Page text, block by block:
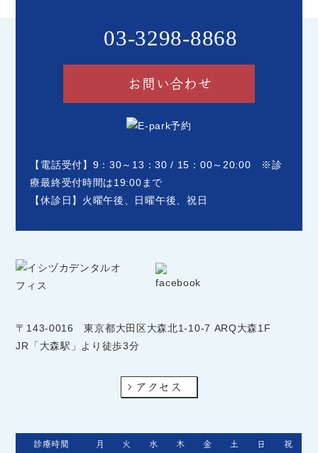
03-3298-8868
お問い合わせ
【電話受付】9：30～13：30 / 15：00～20:00 ※診
療最終受付時間は19:00まで
【休診日】火曜午後、日曜午後、祝日
〒143-0016東京都大田区大森北1-10-7 ARQ大森1F
JR「大森駅」より徒歩3分
アクセス
診療時間 月 火 水 木 金 土 日 祝